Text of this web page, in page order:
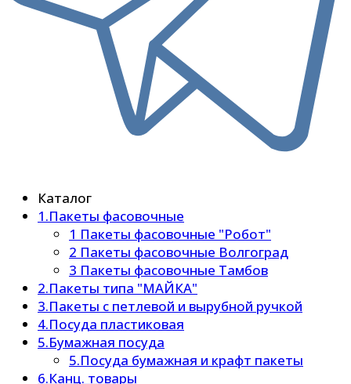
Каталог
1.Пакеты фасовочные
1 Пакеты фасовочные "Робот"
2 Пакеты фасовочные Волгоград
3 Пакеты фасовочные Тамбов
2.Пакеты типа "МАЙКА"
3.Пакеты с петлевой и вырубной ручкой
4.Посуда пластиковая
5.Бумажная посуда
5.Посуда бумажная и крафт пакеты
6.Канц. товары